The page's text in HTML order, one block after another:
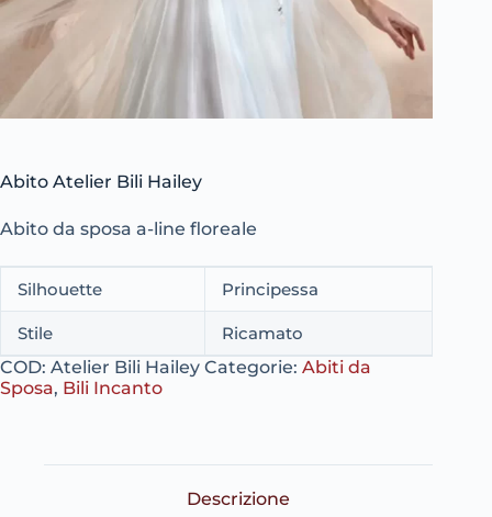
Abito Atelier Bili Hailey
Abito da sposa a-line floreale
Silhouette Principessa
Stile
Ricamato
COD: Atelier Bili Hailey Categorie: Abiti da
Sposa, Bili Incanto
Descrizione